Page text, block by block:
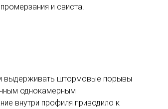
и свиста.
выдерживать штормовые порывы
однокамерным
внутри профиля приводило к